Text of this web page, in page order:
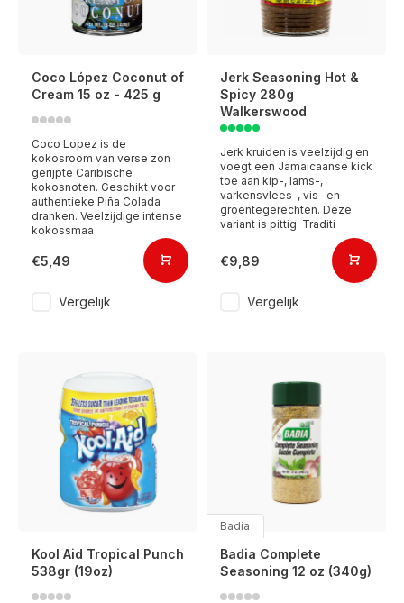
Coco López Coconut of
Cream 15 oz - 425 g
Coco Lopez is de
kokosroom van verse zon
gerijpte Caribische
kokosnoten. Geschikt voor
authentieke Piña Colada
dranken. Veelzijdige intense
kokossmaa
€5,49
Vergelijk
Jerk Seasoning Hot &
Spicy 280g
Walkerswood
Jerk kruiden is veelzijdig en
voegt een Jamaicaanse kick
toe aan kip-, lams-,
varkensvlees-, vis- en
groentegerechten. Deze
variant is pittig. Traditi
€9,89
Vergelijk
Kool Aid Tropical Punch
538gr (19oz)
Badia
Badia Complete
Seasoning 12 oz (340g)